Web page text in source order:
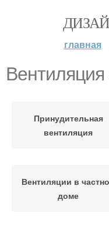
главная
Вентиляция
Принудительная
вентиляция
Вентиляции в
доме